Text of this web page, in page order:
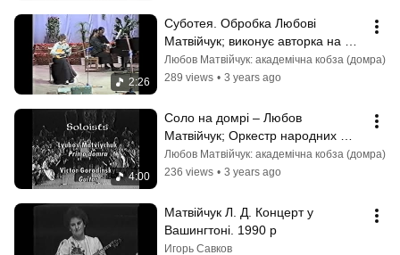
2:26
Суботея. Обробка Любові
Матвійчук; виконує авторка на
домрі – академічній кобзі.
18.02.1998
Любов Матвійчук: академічна кобза (домра)
289 views • 3 years ago
4:00
Соло на домрі – Любов
Матвійчук; Оркестр народних
інструментів, США – концерт у
Вашингтоні, 1990.
Любов Матвійчук: академічна кобза (домра)
236 views • 3 years ago
Матвійчук Л. Д. Концерт у
Вашингтоні. 1990 р
Игорь Савков